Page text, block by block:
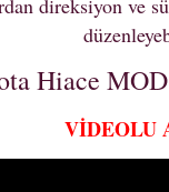
direksiyon ve
Hiace MOD
VİDEOLU